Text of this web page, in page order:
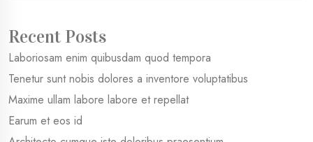
Recent Posts
Laboriosam enim quibusdam quod tempora
Tenetur sunt nobis dolores a inventore voluptatibus
Maxime ullam labore labore et repellat
Earum et eos id